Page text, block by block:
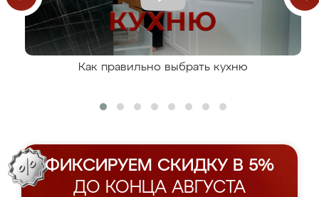
Как правильно выбрать кухню
ФИКСИРУЕМ СКИДКУ В 5%
ДО КОНЦА АВГУСТА